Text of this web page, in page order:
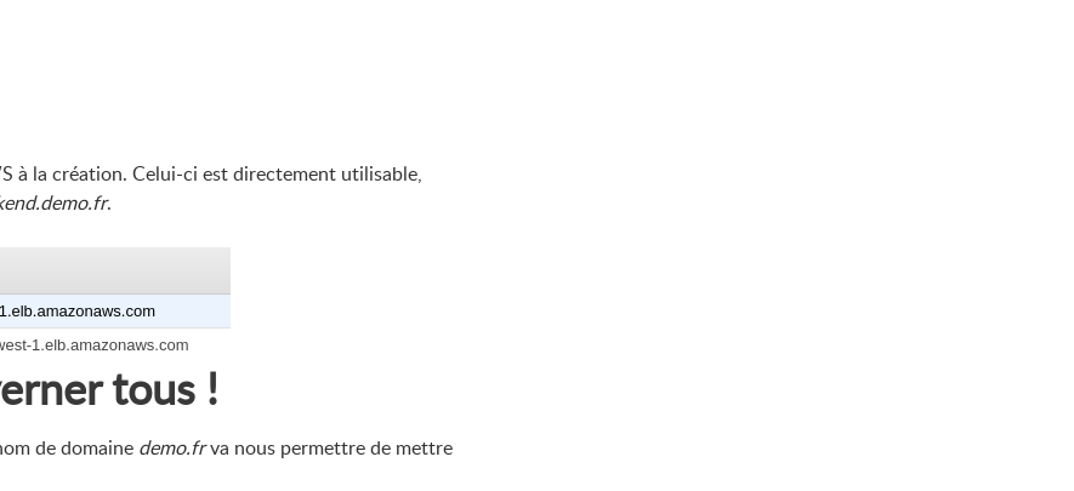
à la création. Celui-ci est directement utilisable,
.
tous !
de domaine demo.frva nous permettre de mettre